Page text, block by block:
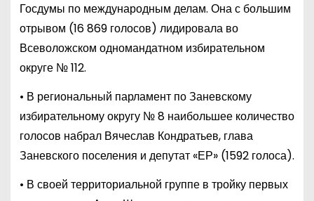
Госдумы по международным делам. Она с большим
отрывом (16 869 голосов) лидировала во
Всеволожском одномандатном избирательном
округе № 112.
• В региональный парламент по Заневскому
избирательному округу № 8 наибольшее количество
голосов набрал Вячеслав Кондратьев, глава
Заневского поселения и депутат «ЕР» (1592 голоса).
• В своей территориальной группе в тройку первых